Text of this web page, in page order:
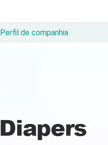
Perfil de companhia